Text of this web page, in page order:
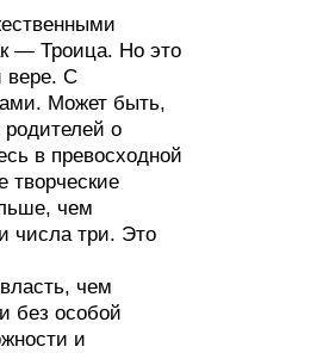
— Троица. Но это
вере. С
Может быть,
родителей о
в превосходной
творческие
чем
числа три. Это
чем
без особой
и